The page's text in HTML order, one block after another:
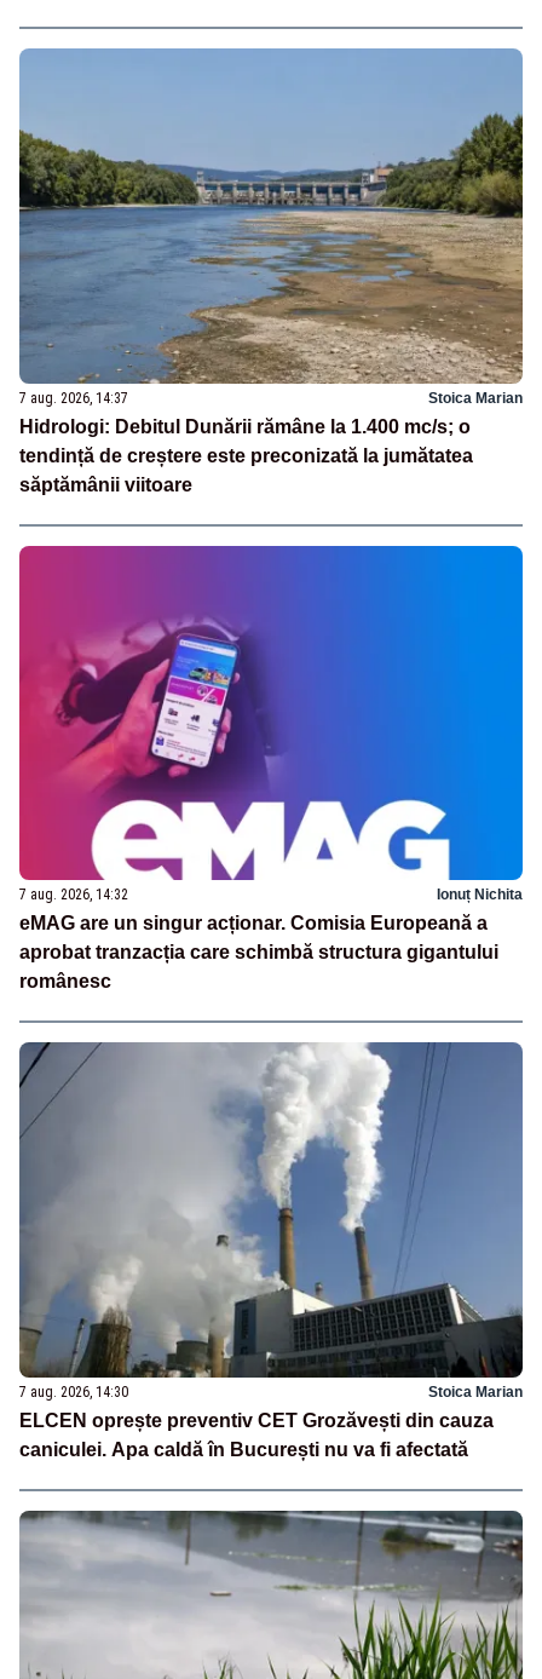
7 aug. 2026, 14:37 Stoica Marian
Hidrologi: Debitul Dunării rămâne la 1.400 mc/s; o
tendință de creștere este preconizată la jumătatea
săptămânii viitoare
7 aug. 2026, 14:32 Ionuț Nichita
eMAG are un singur acționar. Comisia Europeană a
aprobat tranzacția care schimbă structura gigantului
românesc
7 aug. 2026, 14:30 Stoica Marian
ELCEN oprește preventiv CET Grozăvești din cauza
caniculei. Apa caldă în București nu va fi afectată